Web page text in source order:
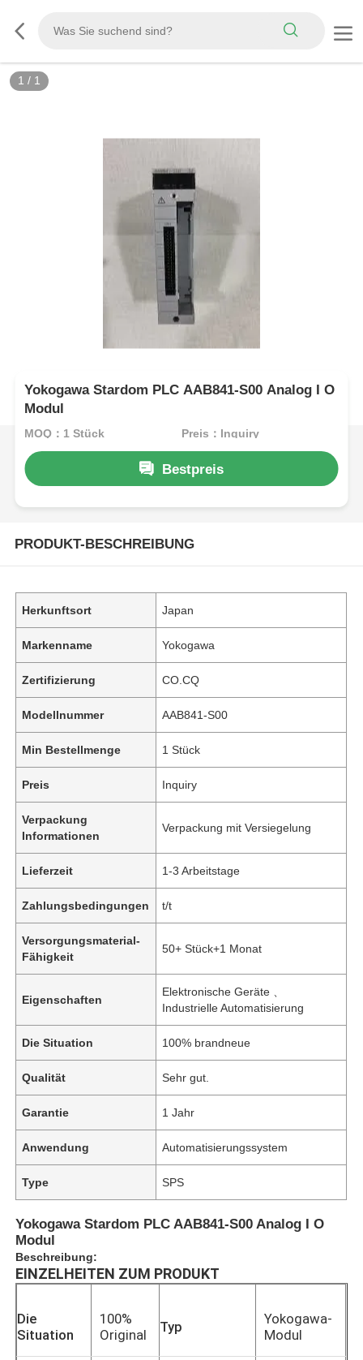
1 / 1
Yokogawa Stardom PLC AAB841-S00 Analog I O
Modul
MOQ：1 Stück Preis：Inquiry
Bestpreis
PRODUKT-BESCHREIBUNG
Herkunftsort Japan
Markenname Yokogawa
Zertifizierung CO.CQ
Modellnummer AAB841-S00
Min Bestellmenge 1 Stück
Preis Inquiry
Verpackung
Informationen
Verpackung mit Versiegelung
Lieferzeit 1-3 Arbeitstage
Zahlungsbedingungen t/t
Versorgungsmaterial-
Fähigkeit
50+ Stück+1 Monat
Eigenschaften
Elektronische Geräte 、
Industrielle Automatisierung
Die Situation 100% brandneue
Qualität Sehr gut.
Garantie 1 Jahr
Anwendung Automatisierungssystem
Type SPS
Yokogawa Stardom PLC AAB841-S00 Analog I O
Modul
Beschreibung:
EINZELHEITEN ZUM PRODUKT
Die
Situation
100%
Original
Typ
Yokogawa-
Modul